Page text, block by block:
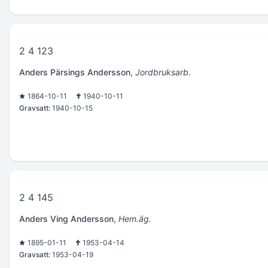
2 4 123
Anders Pärsings Andersson, Jordbruksarb.
1864-10-11
1940-10-11
Gravsatt: 1940-10-15
2 4 145
Anders Ving Andersson, Hem.äg.
1895-01-11
1953-04-14
Gravsatt: 1953-04-19